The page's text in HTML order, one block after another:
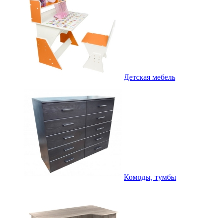
Детская мебель
Комоды, тумбы